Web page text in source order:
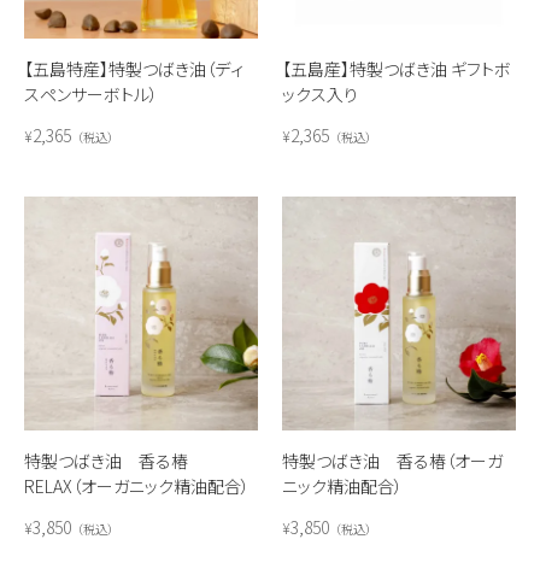
【五島特産】特製つばき油（ディ
スペンサーボトル）
¥2,365 税込
【五島産】特製つばき油 ギフトボ
ックス入り
¥2,365 税込
特製つばき油 香る椿
RELAX（オーガニック精油配合）
¥3,850 税込
特製つばき油 香る椿（オーガ
ニック精油配合）
¥3,850 税込